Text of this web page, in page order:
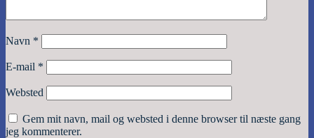
Navn *
E-mail *
Websted
Gem mit navn, mail og websted i denne browser til næste gang
jeg kommenterer.